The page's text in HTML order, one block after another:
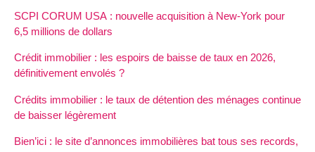
SCPI CORUM USA : nouvelle acquisition à New-York pour
6,5 millions de dollars
Crédit immobilier : les espoirs de baisse de taux en 2026,
définitivement envolés ?
Crédits immobilier : le taux de détention des ménages continue
de baisser légèrement
Bien’ici : le site d’annonces immobilières bat tous ses records,